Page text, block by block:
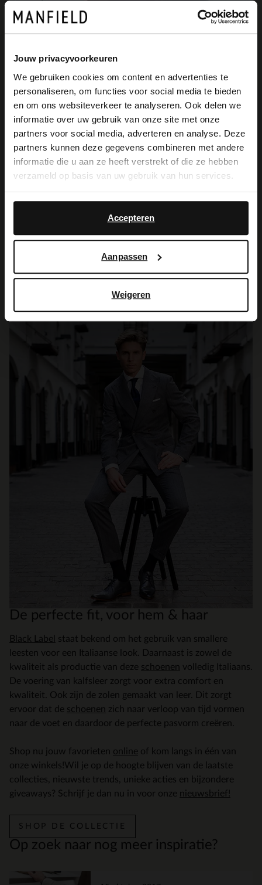
Jouw privacyvoorkeuren
We gebruiken cookies om content en advertenties te
personaliseren, om functies voor social media te bieden
en om ons websiteverkeer te analyseren. Ook delen we
informatie over uw gebruik van onze site met onze
partners voor social media, adverteren en analyse. Deze
partners kunnen deze gegevens combineren met andere
informatie die u aan ze heeft verstrekt of die ze hebben
verzameld op basis van uw gebruik van hun services.
Accepteren
Aanpassen
Weigeren
Veterschoenen met een twist
Naast prachtige basic artikelen, zijn er dit seizoen ook
collectie. Het merk kenmerkt zich dit seizoen door de
zijn perfect voor de heren met lef. Natuurlijk is er
bij elkeschoeneen bijpassen deriem, zodat je je look
helemaal af kan maken.
De perfecte fit, voor hem & haar
Black Label
staat bekend om het gebruik van smallere
leesten voor een Italiaanse look. Daarnaast is zowel de
kwaliteit als productie van deze schoenen volledig Italiaans.
De voering van kalfsleer zorgt voor extra comfort en
kwaliteit. Ook zijn de zolen gemaakt van leer. Dit zorgt
ervoor dat de schoenen zich naar verloop van tijd vormen
naar de voet en daardoor de perfecte pasvorm creëren.
Shop nu jouw favorieten online of kom langs in één van
onze winkels!Wil je op de hoogte blijven van de laatste
collecties, nieuwste trends, unieke acties en bijzondere
giveaways? Schrijf je dan nu in voor onze nieuwsbrief!
SHOP DE COLLECTIE
Op zoek naar nog meer inspiratie?
×
View this website in English?
It looks like your language isn't Dutch. Would
you like to switch to English?
English